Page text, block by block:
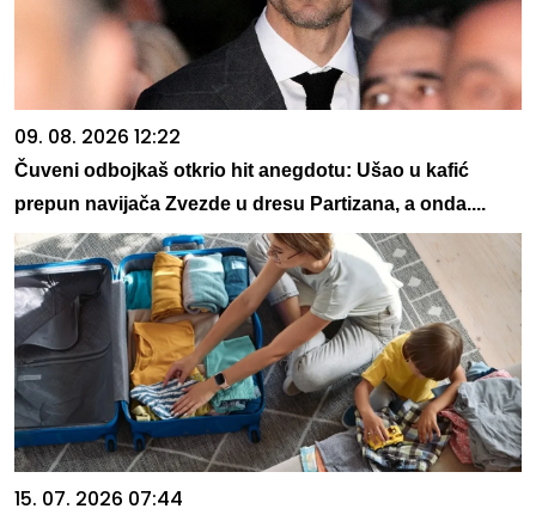
09. 08. 2026 12:22
Čuveni odbojkaš otkrio hit anegdotu: Ušao u kafić
prepun navijača Zvezde u dresu Partizana, a onda....
15. 07. 2026 07:44